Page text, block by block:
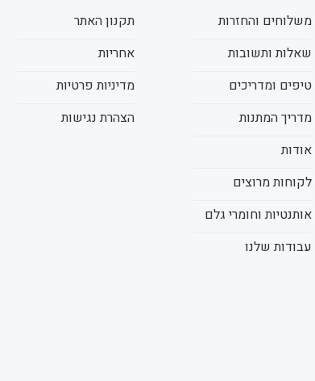
משלוחים והחזרות
שאלות ותשובות
טיפים ומדריכים
מדריך המתנות
אודות
לקוחות מרוצים
אותנטיות וחומרי גלם
עבודות שלנו
תקנון האתר
אחריות
מדיניות פרטיות
הצהרת נגישות